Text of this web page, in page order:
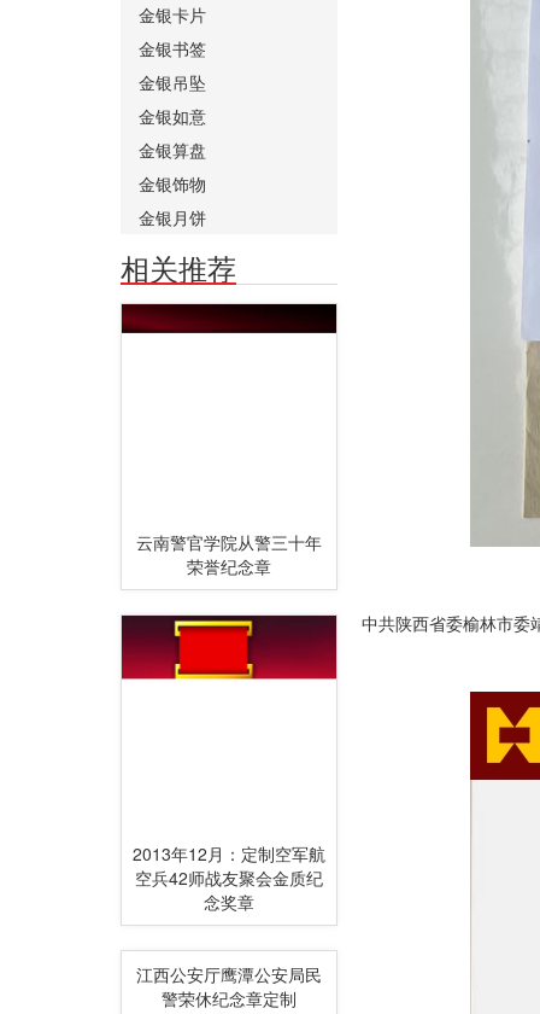
金银卡片
金银书签
金银吊坠
金银如意
金银算盘
金银饰物
金银月饼
相关推荐
云南警官学院从警三十年
荣誉纪念章
2013年12月：定制空军航
空兵42师战友聚会金质纪
念奖章
中共陕西省委榆林市委